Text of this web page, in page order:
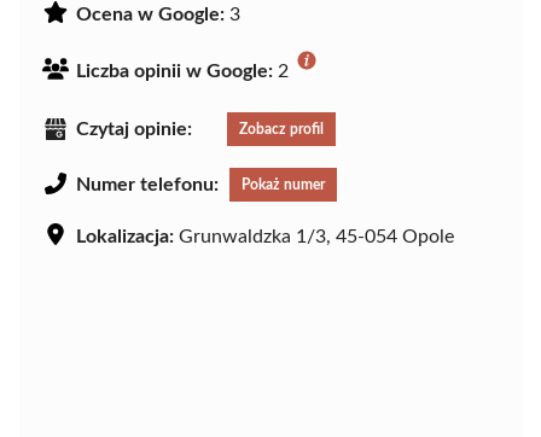
Ocena w Google: 3
Liczba opinii w Google: 2
Czytaj opinie: Zobacz profil
Numer telefonu: Pokaż numer
Lokalizacja: Grunwaldzka 1/3, 45-054 Opole